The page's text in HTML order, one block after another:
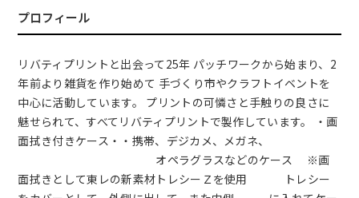
プロフィール
リバティプリントと出会って25年 パッチワークから始まり、2
年前より雑貨を作り始めて 手づくり市やクラフトイベントを
中心に活動しています。 プリントの可憐さと手触りの良さに
魅せられて、すべてリバティプリントで製作しています。 ・画
面拭き付きケース・・携帯、デジカメ、メガネ、
オペラグラスなどのケース ※画
面拭きとして東レの新素材トレシーＺを使用 トレシー